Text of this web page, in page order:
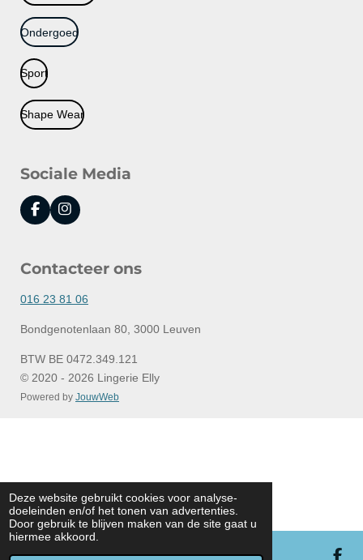
Deze website gebruikt cookies voor analyse-
doeleinden en/of het tonen van advertenties.
Door gebruik te blijven maken van de site gaat u
hiermee akkoord.
Ondergoed
Sport
Shape Wear
Sociale Media
F
a
b
o
k
I
n
a
r
a
Contacteer ons
016 23 81 06
Bondgenotenlaan 80, 3000 Leuven
BTW BE 0472.349.121
© 2020 - 2026 Lingerie Elly
Powered by JouwWeb